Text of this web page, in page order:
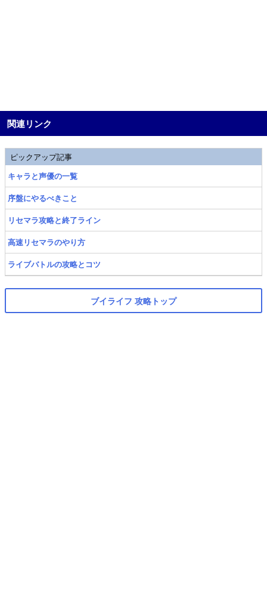
関連リンク
ピックアップ記事
キャラと声優の一覧
序盤にやるべきこと
リセマラ攻略と終了ライン
高速リセマラのやり方
ライブバトルの攻略とコツ
ブイライフ 攻略トップ